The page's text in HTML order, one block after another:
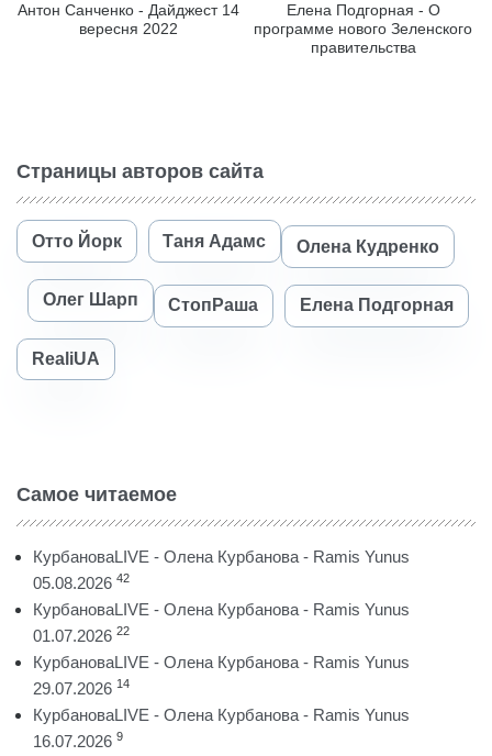
Антон Санченко - Дайджест 14
вересня 2022
Елена Подгорная - О
программе нового Зеленского
правительства
Страницы авторов сайта
Отто Йорк Таня Адамс Олена Кудренко
Олег Шарп СтопРаша Елена Подгорная
RealiUA
Самое читаемое
КурбановаLIVE - Олена Курбанова - Ramis Yunus
05.08.2026 42
КурбановаLIVE - Олена Курбанова - Ramis Yunus
01.07.2026 22
КурбановаLIVE - Олена Курбанова - Ramis Yunus
29.07.2026 14
КурбановаLIVE - Олена Курбанова - Ramis Yunus
16.07.2026 9